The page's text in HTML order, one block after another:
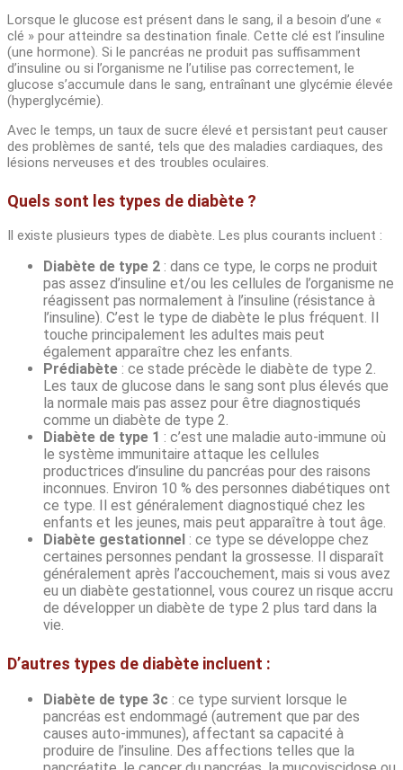
Lorsque le glucose est présent dans le sang, il a besoin d’une «
clé » pour atteindre sa destination finale. Cette clé est l’insuline
(une hormone). Si le pancréas ne produit pas suffisamment
d’insuline ou si l’organisme ne l’utilise pas correctement, le
glucose s’accumule dans le sang, entraînant une glycémie élevée
(hyperglycémie).
Avec le temps, un taux de sucre élevé et persistant peut causer
des problèmes de santé, tels que des maladies cardiaques, des
lésions nerveuses et des troubles oculaires.
Quels sont les types de diabète ?
Il existe plusieurs types de diabète. Les plus courants incluent :
Diabète de type 2 : dans ce type, le corps ne produit
pas assez d’insuline et/ou les cellules de l’organisme ne
réagissent pas normalement à l’insuline (résistance à
l’insuline). C’est le type de diabète le plus fréquent. Il
touche principalement les adultes mais peut
également apparaître chez les enfants.
Prédiabète : ce stade précède le diabète de type 2.
Les taux de glucose dans le sang sont plus élevés que
la normale mais pas assez pour être diagnostiqués
comme un diabète de type 2.
Diabète de type 1 : c’est une maladie auto-immune où
le système immunitaire attaque les cellules
productrices d’insuline du pancréas pour des raisons
inconnues. Environ 10 % des personnes diabétiques ont
ce type. Il est généralement diagnostiqué chez les
enfants et les jeunes, mais peut apparaître à tout âge.
Diabète gestationnel : ce type se développe chez
certaines personnes pendant la grossesse. Il disparaît
généralement après l’accouchement, mais si vous avez
eu un diabète gestationnel, vous courez un risque accru
de développer un diabète de type 2 plus tard dans la
vie.
D’autres types de diabète incluent :
Diabète de type 3c : ce type survient lorsque le
pancréas est endommagé (autrement que par des
causes auto-immunes), affectant sa capacité à
produire de l’insuline. Des affections telles que la